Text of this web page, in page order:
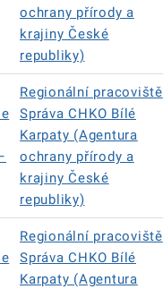
ochrany přírody a
krajiny České
republiky)
Regionální pracoviště
Správa CHKO Bílé
Karpaty (Agentura
ochrany přírody a
krajiny České
republiky)
Regionální pracoviště
Správa CHKO Bílé
Karpaty (Agentura